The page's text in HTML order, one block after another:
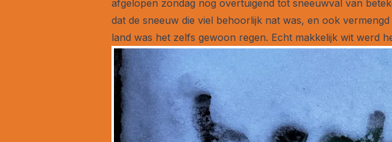
afgelopen zondag nog overtuigend tot sneeuwval van
dat de sneeuw die viel behoorlijk nat was, en ook
land was het zelfs gewoon regen. Echt makkelijk wit werd